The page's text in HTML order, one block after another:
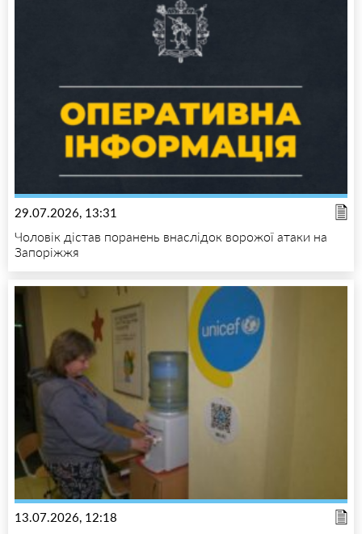
29.07.2026, 13:31
Чоловік дістав поранень внаслідок ворожої атаки на
Запоріжжя
13.07.2026, 12:18